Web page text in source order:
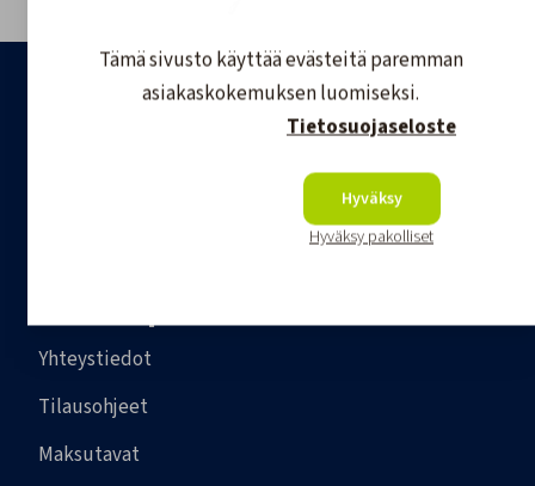
Yhteystiedot
Tilausohjeet
Maksutavat
Tämä sivusto käyttää evästeitä paremman
asiakaskokemuksen luomiseksi.
Tietosuojaseloste
Hyväksy
Hyväksy pakolliset